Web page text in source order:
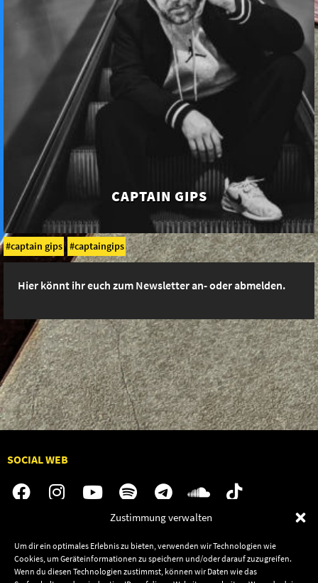
Zustimmung verwalten
Um dir ein optimales Erlebnis zu bieten, verwenden wir Technologien wie
Cookies, um Geräteinformationen zu speichern und/oder darauf zuzugreifen.
Wenn du diesen Technologien zustimmst, können wir Daten wie das
CAPTAIN GIPS
captain gips captaingips
Hier könnt ihr euch zum Newsletter an- oder abmelden.
SOCIAL WEB
Audiolith
News
Artists
Kontakt
Termine